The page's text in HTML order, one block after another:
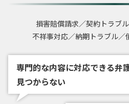
損害賠償請求／契約トラブ
不祥事対応／納期トラブル
専門的な内容に対応できる弁
見つからない